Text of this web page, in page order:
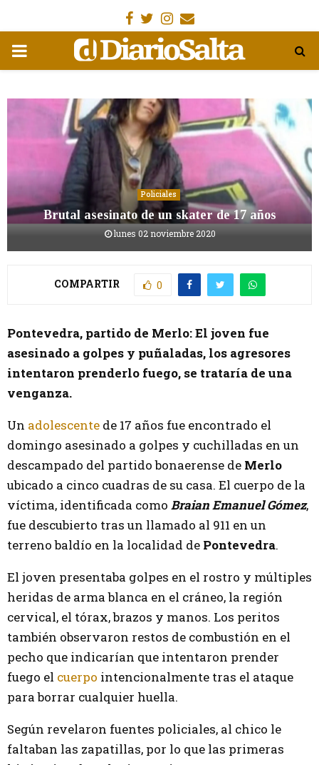
Facebook
Gorjeo
Instagram
Email
MENÚ
Policiales
Brutal asesinato de un skater de 17 años
lunes 02 noviembre 2020
COMPARTIR 0
Pontevedra, partido de Merlo: El joven fue
asesinado a golpes y puñaladas, los agresores
intentaron prenderlo fuego, se trataría de una
venganza.
Un adolescente de 17 años fue encontrado el
domingo asesinado a golpes y cuchilladas en un
descampado del partido bonaerense de Merlo
ubicado a cinco cuadras de su casa. El cuerpo de la
víctima, identificada como Braian Emanuel Gómez,
fue descubierto tras un llamado al 911 en un
terreno baldío en la localidad de Pontevedra.
El joven presentaba golpes en el rostro y múltiples
heridas de arma blanca en el cráneo, la región
cervical, el tórax, brazos y manos. Los peritos
también observaron restos de combustión en el
pecho que indicarían que intentaron prender
fuego el cuerpo intencionalmente tras el ataque
para borrar cualquier huella.
Según revelaron fuentes policiales, al chico le
faltaban las zapatillas, por lo que las primeras